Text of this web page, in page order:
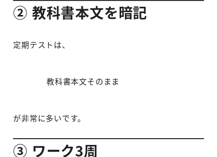
② 教科書本文を暗記
定期テストは、
教科書本文そのまま
が非常に多いです。
③ ワーク3周